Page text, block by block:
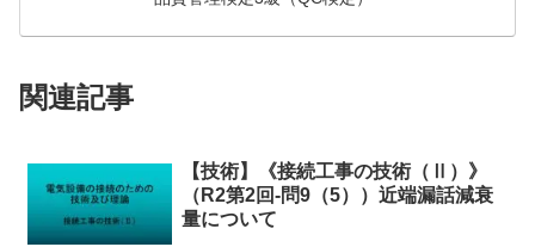
関連記事
【技術】《接続工事の技術（Ⅱ）》
（R2第2回-問9（5））近端漏話減衰
量について